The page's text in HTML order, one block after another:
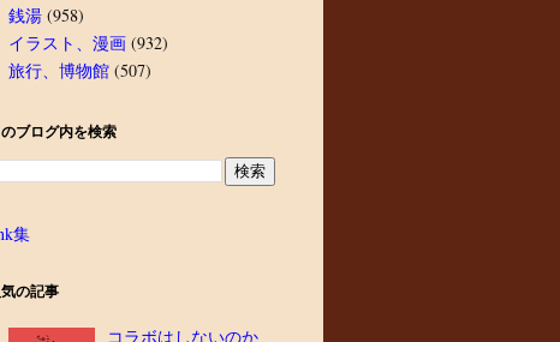
銭湯 (958)
イラスト、漫画 (932)
旅行、博物館 (507)
ブログ内を検索
集
の記事
コラボはしないのか